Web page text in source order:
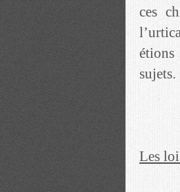
ces
étions
sujets.
Les